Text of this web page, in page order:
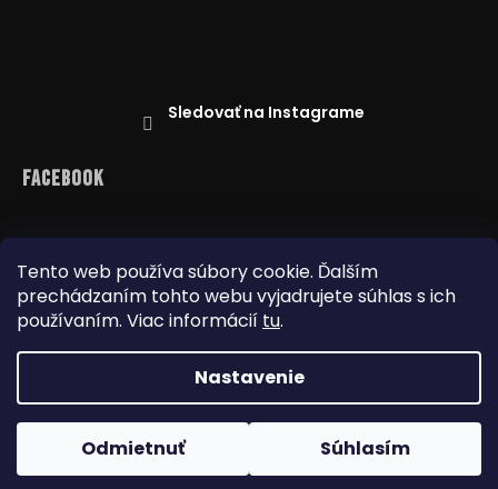
Tento web používa súbory cookie. Ďalším
prechádzaním tohto webu vyjadrujete súhlas s ich
používaním. Viac informácií tu.
Nastavenie
Odmietnuť Súhlasím
Sledovať na Instagrame
Facebook
Reklamácie Doprava a platba
Najnižšia cena na trhu Obchodné podmienky
Copyright 2026www.dealbox.sk. Všetky práva
vyhradené.Upraviť nastavenie cookies